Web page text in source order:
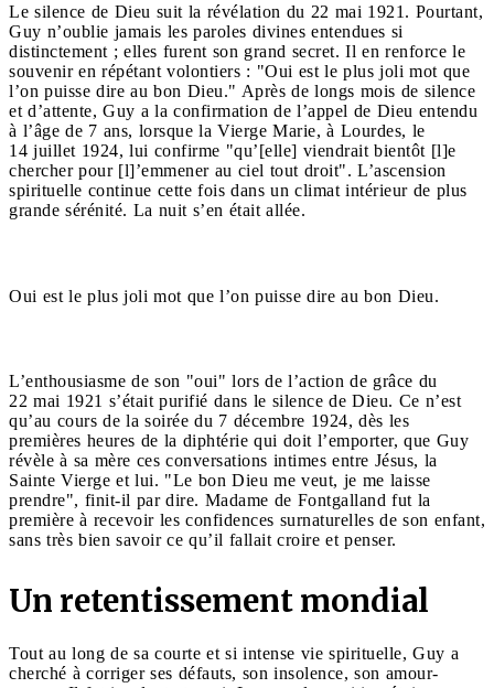
Le silence de Dieu suit la révélation du 22 mai 1921. Pourtant,
Guy n’oublie jamais les paroles divines entendues si
distinctement ; elles furent son grand secret. Il en renforce le
souvenir en répétant volontiers : "Oui est le plus joli mot que
l’on puisse dire au bon Dieu." Après de longs mois de silence
et d’attente, Guy a la confirmation de l’appel de Dieu entendu
à l’âge de 7 ans, lorsque la Vierge Marie, à Lourdes, le
14 juillet 1924, lui confirme "qu’[elle] viendrait bientôt [l]e
chercher pour [l]’emmener au ciel tout droit". L’ascension
spirituelle continue cette fois dans un climat intérieur de plus
grande sérénité. La nuit s’en était allée.
Oui est le plus joli mot que l’on puisse dire au bon Dieu.
L’enthousiasme de son "oui" lors de l’action de grâce du
22 mai 1921 s’était purifié dans le silence de Dieu. Ce n’est
qu’au cours de la soirée du 7 décembre 1924, dès les
premières heures de la diphtérie qui doit l’emporter, que Guy
révèle à sa mère ces conversations intimes entre Jésus, la
Sainte Vierge et lui. "Le bon Dieu me veut, je me laisse
prendre", finit-il par dire. Madame de Fontgalland fut la
première à recevoir les confidences surnaturelles de son enfant,
sans très bien savoir ce qu’il fallait croire et penser.
Un retentissement mondial
Tout au long de sa courte et si intense vie spirituelle, Guy a
cherché à corriger ses défauts, son insolence, son amour-